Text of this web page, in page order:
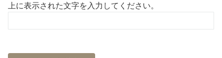
上に表示された文字を入力してください。